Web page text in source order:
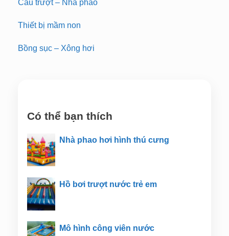
Cầu trượt – Nhà phao
Thiết bị mầm non
Bồng sục – Xông hơi
Có thể bạn thích
Nhà phao hơi hình thú cưng
Hồ bơi trượt nước trẻ em
Mô hình công viên nước